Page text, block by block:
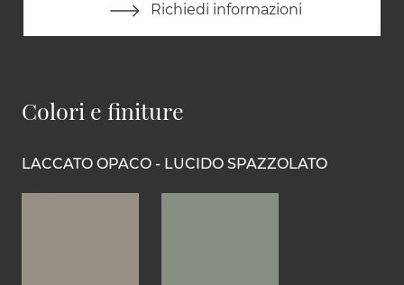
Richiedi informazioni
Colori e finiture
LACCATO OPACO - LUCIDO SPAZZOLATO